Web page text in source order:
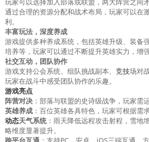
通过合理的资源分配和战术布局，玩家可以在
利。
丰富玩法，深度养成
游戏提供多种养成系统，包括英雄升级、装备
培养等，玩家可以通过不断提升英雄实力，增强
社交互动，团队协作
游戏支持公会系统、组队挑战副本、 竞技场对
玩家在战斗中感受团队协作的乐趣。
游戏亮点
阵营对决 ：部落与联盟的史诗级战争，玩家需
英雄养成 ：百位英雄各具特色，玩家可根据需
动态天气系统：雨天降低远程攻击射程，雪地
略维度显著提升。